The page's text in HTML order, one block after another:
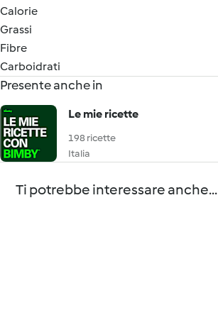
Calorie
Grassi
Fibre
Carboidrati
Presente anche in
Le mie ricette
198 ricette
Italia
Ti potrebbe interessare anche...